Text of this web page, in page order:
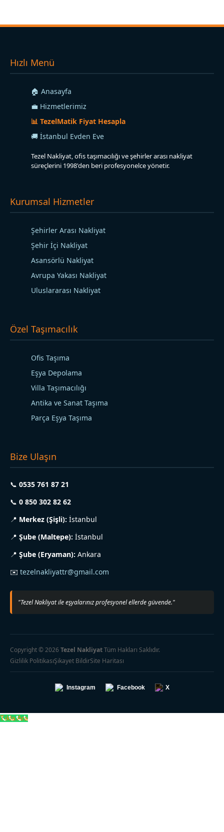
Hızlı Menü
🏠 Anasayfa
💼 Hizmetlerimiz
📊 TezelMatik Fiyat Hesapla
🚚 İstanbul Evden Eve
Tezel Nakliyat, ofis taşımacılığı ve şehirler arası nakliyat
süreçlerini 1998'den beri profesyonelce yönetir.
Kurumsal Hizmetler
Şehirler Arası Nakliyat
Şehir İçi Nakliyat
Asansörlü Nakliyat
Avrupa Yakası Nakliyat
Uluslararası Nakliyat
Özel Taşımacılık
Ofis Taşıma
Eşya Depolama
Villa Taşımacılığı
Antika ve Sanat Taşıma
Parça Eşya Taşıma
Bize Ulaşın
📞 0535 761 87 21
📞 0 850 302 82 62
📍 Merkez (Şişli): İstanbul
📍 Şube (Maltepe): İstanbul
📍 Şube (Eryaman): Ankara
✉️ tezelnakliyattr@gmail.com
"Tezel Nakliyat ile eşyalarınız profesyonel ellerde güvende."
Copyright © 2026 Tezel NakliyatTüm Hakları Saklıdır.
Gizlilik PolitikasıŞikayet BildirSite Haritası
Instagram Facebook X
Tıkla Ara